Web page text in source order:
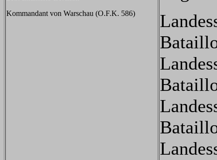
Kommandant von Warschau (O.F.K. 586)